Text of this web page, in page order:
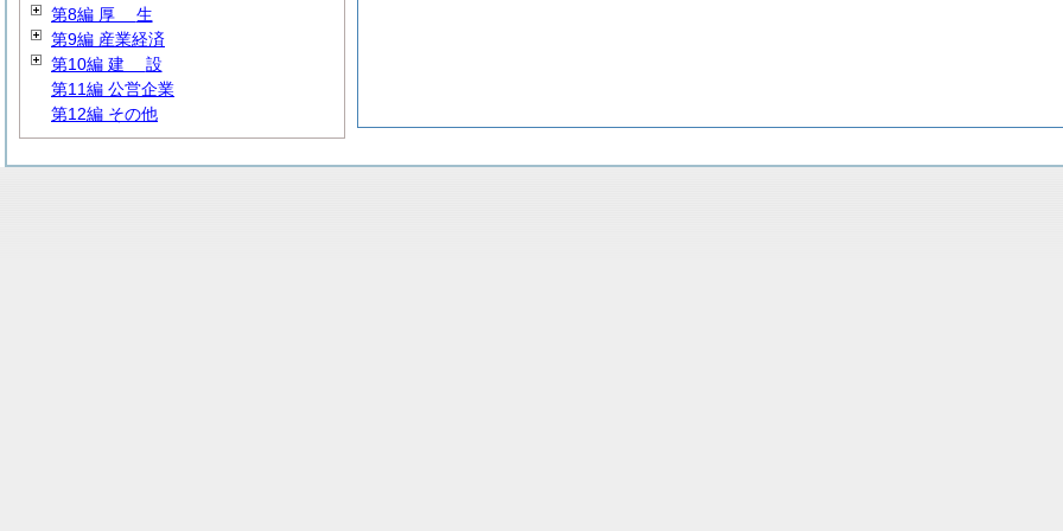
第8編 厚 生
第9編 産業経済
第10編 建 設
第11編 公営企業
第12編 その他